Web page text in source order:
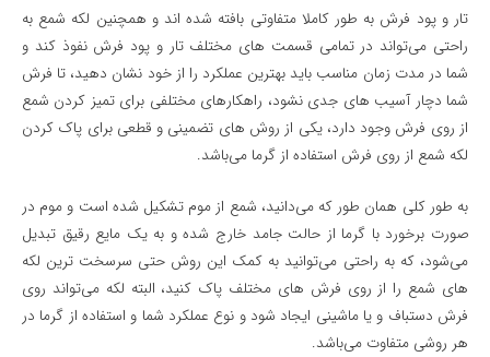
تار و پود فرش به طور کاملا متفاوتی بافته شده اند و همچنین لکه شمع به
راحتی می‌تواند در تمامی قسمت های مختلف تار و پود فرش نفوذ کند و
شما در مدت زمان مناسب باید بهترین عملکرد را از خود نشان دهید، تا فرش
شما دچار آسیب های جدی نشود، راهکارهای مختلفی برای تميز كردن شمع
از روی فرش وجود دارد، یکی از روش های تضمینی و قطعی برای پاک کردن
لکه شمع از روی فرش استفاده از گرما می‌باشد.
به طور کلی همان طور که می‌دانید، شمع از موم تشکیل شده است و موم در
صورت برخورد با گرما از حالت جامد خارج شده و به یک مایع رقیق تبدیل
می‌شود، که به راحتی می‌توانید به کمک این روش حتی سرسخت ترین لکه
های شمع را از روی فرش های مختلف پاک کنید، البته لکه می‌تواند روی
فرش دستباف و یا ماشینی ایجاد شود و نوع عملکرد شما و استفاده از گرما در
هر روشی متفاوت می‌باشد.